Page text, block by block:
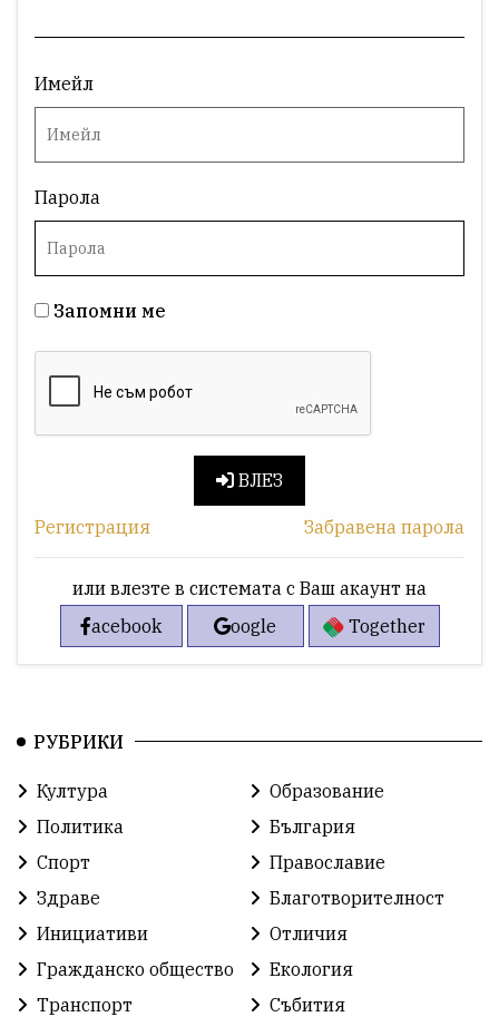
Имейл
Парола
Запомни ме
ВЛЕЗ
Регистрация Забравена парола
или влезте в системата с Ваш акаунт на
acebook
oogle Together
РУБРИКИ
Култура
Образование
Политика
България
Спорт
Православие
Здраве
Благотворителност
Инициативи
Отличия
Гражданско общество
Екология
Транспорт
Събития